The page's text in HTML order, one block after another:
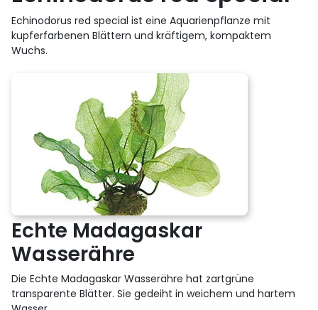
Echinodorus red special ist eine Aquarienpflanze mit
kupferfarbenen Blättern und kräftigem, kompaktem
Wuchs.
Echte Madagaskar
Wasserähre
Die Echte Madagaskar Wasserähre hat zartgrüne
transparente Blätter. Sie gedeiht in weichem und hartem